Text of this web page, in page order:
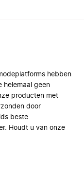
hebben
helemaal geen
producten met
door
beste
Houdt u van onze